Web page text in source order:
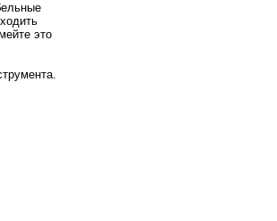
это